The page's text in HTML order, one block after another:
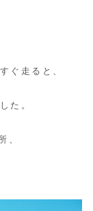
ぐ走ると、
た。
、